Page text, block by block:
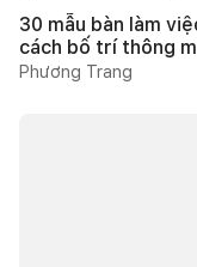
30 mẫu bàn làm
cách bố trí thông
Phương Trang